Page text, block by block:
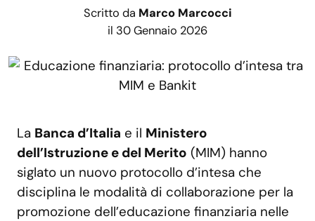
Scritto da Marco Marcocci
il 30 Gennaio 2026
La Banca d’Italia e il Ministero
dell’Istruzione e del Merito (MIM) hanno
siglato un nuovo protocollo d’intesa che
disciplina le modalità di collaborazione per la
promozione dell’educazione finanziaria nelle